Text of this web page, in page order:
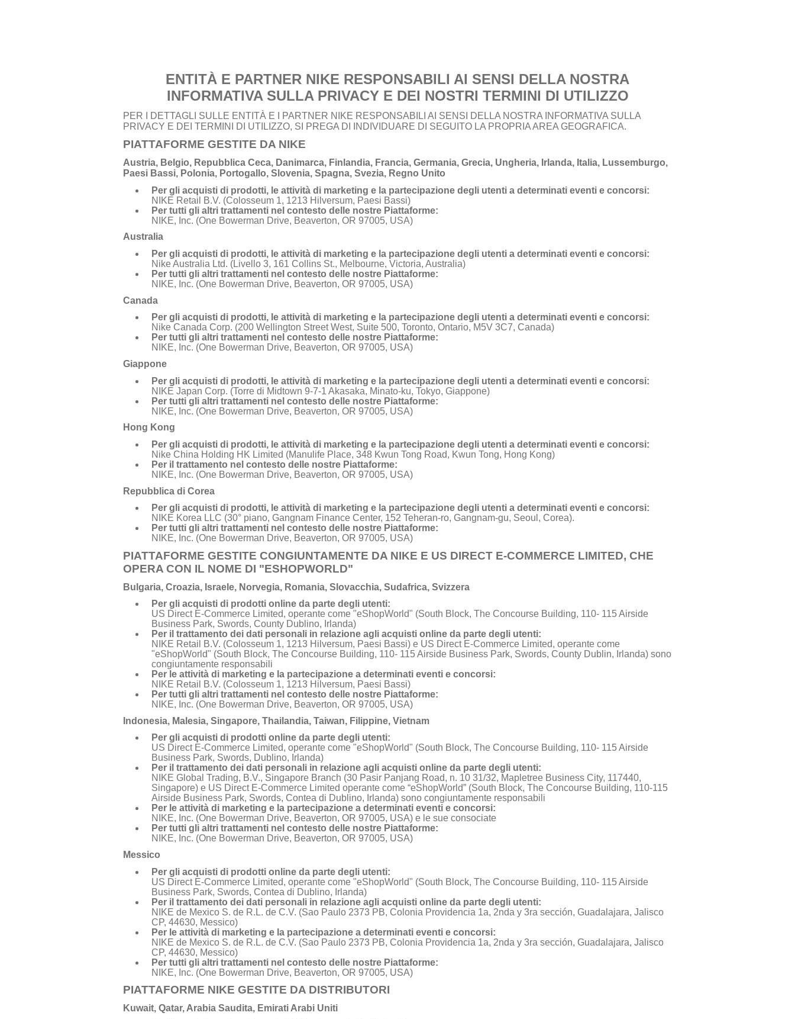
ENTITÀ E PARTNER NIKE RESPONSABILI AI SENSI DELLA NOSTRA
INFORMATIVA SULLA PRIVACY E DEI NOSTRI TERMINI DI UTILIZZO
PER I DETTAGLI SULLE ENTITÀ E I PARTNER NIKE RESPONSABILI AI SENSI DELLA NOSTRA INFORMATIVA SULLA
PRIVACY E DEI TERMINI DI UTILIZZO, SI PREGA DI INDIVIDUARE DI SEGUITO LA PROPRIA AREA GEOGRAFICA.
PIATTAFORME GESTITE DA NIKE
Austria, Belgio, Repubblica Ceca, Danimarca, Finlandia, Francia, Germania, Grecia, Ungheria, Irlanda, Italia, Lussemburgo,
Paesi Bassi, Polonia, Portogallo, Slovenia, Spagna, Svezia, Regno Unito
Per gli acquisti di prodotti, le attività di marketing e la partecipazione degli utenti a determinati eventi e concorsi:
NIKE Retail B.V. (Colosseum 1, 1213 Hilversum, Paesi Bassi)
Per tutti gli altri trattamenti nel contesto delle nostre Piattaforme:
NIKE, Inc. (One Bowerman Drive, Beaverton, OR 97005, USA)
Australia
Per gli acquisti di prodotti, le attività di marketing e la partecipazione degli utenti a determinati eventi e concorsi:
Nike Australia Ltd. (Livello 3, 161 Collins St., Melbourne, Victoria, Australia)
Per tutti gli altri trattamenti nel contesto delle nostre Piattaforme:
NIKE, Inc. (One Bowerman Drive, Beaverton, OR 97005, USA)
Canada
Per gli acquisti di prodotti, le attività di marketing e la partecipazione degli utenti a determinati eventi e concorsi:
Nike Canada Corp. (200 Wellington Street West, Suite 500, Toronto, Ontario, M5V 3C7, Canada)
Per tutti gli altri trattamenti nel contesto delle nostre Piattaforme:
NIKE, Inc. (One Bowerman Drive, Beaverton, OR 97005, USA)
Giappone
Per gli acquisti di prodotti, le attività di marketing e la partecipazione degli utenti a determinati eventi e concorsi:
NIKE Japan Corp. (Torre di Midtown 9-7-1 Akasaka, Minato-ku, Tokyo, Giappone)
Per tutti gli altri trattamenti nel contesto delle nostre Piattaforme:
NIKE, Inc. (One Bowerman Drive, Beaverton, OR 97005, USA)
Hong Kong
Per gli acquisti di prodotti, le attività di marketing e la partecipazione degli utenti a determinati eventi e concorsi:
Nike China Holding HK Limited (Manulife Place, 348 Kwun Tong Road, Kwun Tong, Hong Kong)
Per il trattamento nel contesto delle nostre Piattaforme:
NIKE, Inc. (One Bowerman Drive, Beaverton, OR 97005, USA)
Repubblica di Corea
Per gli acquisti di prodotti, le attività di marketing e la partecipazione degli utenti a determinati eventi e concorsi:
NIKE Korea LLC (30° piano, Gangnam Finance Center, 152 Teheran-ro, Gangnam-gu, Seoul, Corea).
Per tutti gli altri trattamenti nel contesto delle nostre Piattaforme:
NIKE, Inc. (One Bowerman Drive, Beaverton, OR 97005, USA)
PIATTAFORME GESTITE CONGIUNTAMENTE DA NIKE E US DIRECT E-COMMERCE LIMITED, CHE
OPERA CON IL NOME DI "ESHOPWORLD"
Bulgaria, Croazia, Israele, Norvegia, Romania, Slovacchia, Sudafrica, Svizzera
Per gli acquisti di prodotti online da parte degli utenti:
US Direct E-Commerce Limited, operante come "eShopWorld" (South Block, The Concourse Building, 110- 115 Airside
Business Park, Swords, County Dublino, Irlanda)
Per il trattamento dei dati personali in relazione agli acquisti online da parte degli utenti:
NIKE Retail B.V. (Colosseum 1, 1213 Hilversum, Paesi Bassi) e US Direct E-Commerce Limited, operante come
"eShopWorld" (South Block, The Concourse Building, 110- 115 Airside Business Park, Swords, County Dublin, Irlanda) sono
congiuntamente responsabili
Per le attività di marketing e la partecipazione a determinati eventi e concorsi:
NIKE Retail B.V. (Colosseum 1, 1213 Hilversum, Paesi Bassi)
Per tutti gli altri trattamenti nel contesto delle nostre Piattaforme:
NIKE, Inc. (One Bowerman Drive, Beaverton, OR 97005, USA)
Indonesia, Malesia, Singapore, Thailandia, Taiwan, Filippine, Vietnam
Per gli acquisti di prodotti online da parte degli utenti:
US Direct E-Commerce Limited, operante come "eShopWorld" (South Block, The Concourse Building, 110- 115 Airside
Business Park, Swords, Dublino, Irlanda)
Per il trattamento dei dati personali in relazione agli acquisti online da parte degli utenti:
NIKE Global Trading, B.V., Singapore Branch (30 Pasir Panjang Road, n. 10 31/32, Mapletree Business City, 117440,
Singapore) e US Direct E-Commerce Limited operante come “eShopWorld” (South Block, The Concourse Building, 110-115
Airside Business Park, Swords, Contea di Dublino, Irlanda) sono congiuntamente responsabili
Per le attività di marketing e la partecipazione a determinati eventi e concorsi:
NIKE, Inc. (One Bowerman Drive, Beaverton, OR 97005, USA) e le sue consociate
Per tutti gli altri trattamenti nel contesto delle nostre Piattaforme:
NIKE, Inc. (One Bowerman Drive, Beaverton, OR 97005, USA)
Messico
Per gli acquisti di prodotti online da parte degli utenti:
US Direct E-Commerce Limited, operante come "eShopWorld" (South Block, The Concourse Building, 110- 115 Airside
Business Park, Swords, Contea di Dublino, Irlanda)
Per il trattamento dei dati personali in relazione agli acquisti online da parte degli utenti:
NIKE de Mexico S. de R.L. de C.V. (Sao Paulo 2373 PB, Colonia Providencia 1a, 2nda y 3ra sección, Guadalajara, Jalisco
CP, 44630, Messico)
Per le attività di marketing e la partecipazione a determinati eventi e concorsi:
NIKE de Mexico S. de R.L. de C.V. (Sao Paulo 2373 PB, Colonia Providencia 1a, 2nda y 3ra sección, Guadalajara, Jalisco
CP, 44630, Messico)
Per tutti gli altri trattamenti nel contesto delle nostre Piattaforme:
NIKE, Inc. (One Bowerman Drive, Beaverton, OR 97005, USA)
PIATTAFORME NIKE GESTITE DA DISTRIBUTORI
Kuwait, Qatar, Arabia Saudita, Emirati Arabi Uniti